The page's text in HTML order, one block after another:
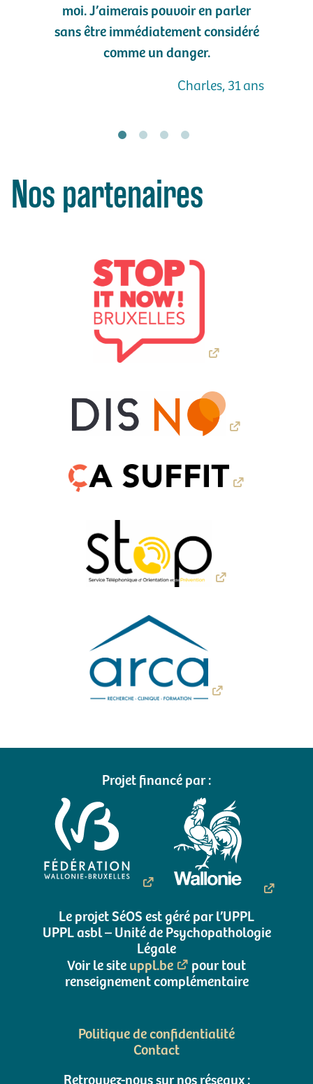
moi. J’aimerais pouvoir en parler
sans être immédiatement considéré
comme un danger.
Charles, 31 ans
Nos partenaires
Projet financé par :
Le projet SéOS est géré par l’UPPL
UPPL asbl – Unité de Psychopathologie
Légale
Voir le site uppl.be
pour tout
renseignement complémentaire
Politique de confidentialité
Contact